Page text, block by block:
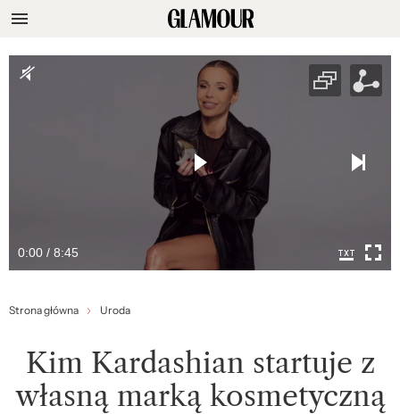
0:00 / 8:45
Strona główna Uroda
Kim Kardashian startuje z
własną marką kosmetyczną